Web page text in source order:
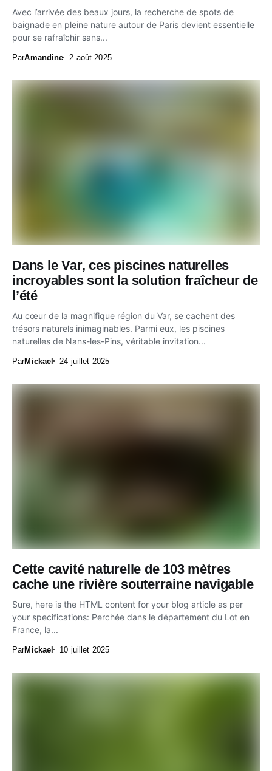
Avec l’arrivée des beaux jours, la recherche de spots de
baignade en pleine nature autour de Paris devient essentielle
pour se rafraîchir sans...
ParAmandine 2 août 2025
Dans le Var, ces piscines naturelles
incroyables sont la solution fraîcheur de
l’été
Au cœur de la magnifique région du Var, se cachent des
trésors naturels inimaginables. Parmi eux, les piscines
naturelles de Nans-les-Pins, véritable invitation...
ParMickael 24 juillet 2025
Cette cavité naturelle de 103 mètres
cache une rivière souterraine navigable
Sure, here is the HTML content for your blog article as per
your specifications: Perchée dans le département du Lot en
France, la...
ParMickael 10 juillet 2025